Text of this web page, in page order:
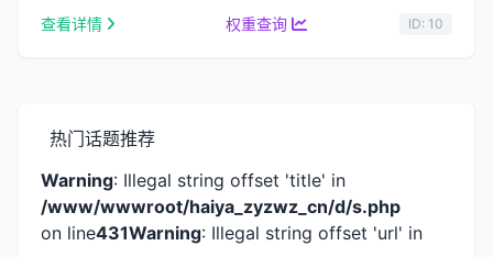
的罪名，身心承受着巨大的压力。直到2025 …...
查看详情 权重查询 ID: 10
热门话题推荐
Warning: Illegal string offset 'title' in
/www/wwwroot/haiya_zyzwz_cn/d/s.php
on line431Warning: Illegal string offset 'url' in